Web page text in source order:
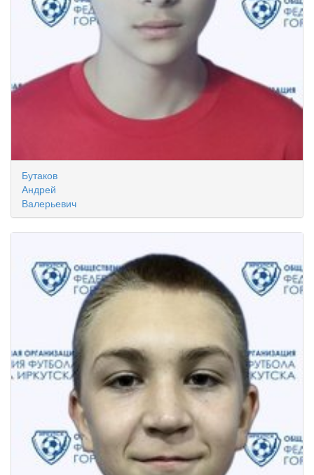
Бутаков
Андрей
Валерьевич